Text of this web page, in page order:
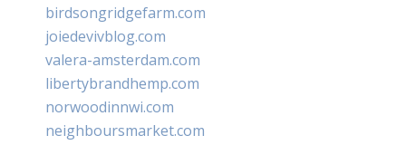
birdsongridgefarm.com
joiedevivblog.com
valera-amsterdam.com
libertybrandhemp.com
norwoodinnwi.com
neighboursmarket.com